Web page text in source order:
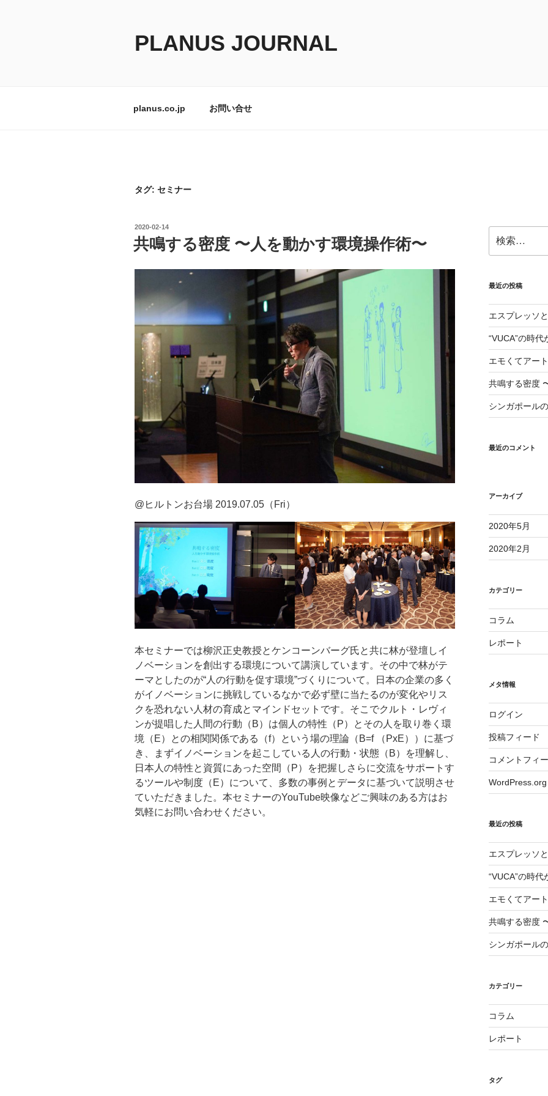
PLANUS JOURNAL
planus.co.jp お問い合せ
タグ: セミナー
投
稿
日:
2020-02-14
共鳴する密度 〜人を動かす環境操作術〜
@ヒルトンお台場 2019.07.05（Fri）
本セミナーでは柳沢正史教授とケンコーンバーグ氏と共に林が登壇しイ
ノベーションを創出する環境について講演しています。その中で林がテ
ーマとしたのが“人の行動を促す環境”づくりについて。日本の企業の多く
がイノベーションに挑戦しているなかで必ず壁に当たるのが変化やリス
クを恐れない人材の育成とマインドセットです。そこでクルト・レヴィ
ンが提唱した人間の行動（B）は個人の特性（P）とその人を取り巻く環
境（E）との相関関係である（f）という場の理論（B=f （PxE））に基づ
き、まずイノベーションを起こしている人の行動・状態（B）を理解し、
日本人の特性と資質にあった空間（P）を把握しさらに交流をサポートす
るツールや制度（E）について、多数の事例とデータに基づいて説明させ
ていただきました。本セミナーのYouTube映像などご興味のある方はお
気軽にお問い合わせください。
索:
最近の投稿
エスプレッソ
“VUCA”の時
エモくてアー
共鳴する密度
シンガポール
最近のコメント
アーカイブ
2020年5月
2020年2月
カテゴリー
コラム
レポート
メタ情報
ログイン
投稿フィード
コメントフィ
WordPress.org
最近の投稿
エスプレッソ
“VUCA”の時
エモくてアー
共鳴する密度
シンガポール
カテゴリー
コラム
レポート
タグ